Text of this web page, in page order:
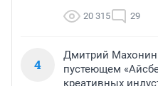
20 315 29
4
Дмитрий Махонин
пустеющем
креативных